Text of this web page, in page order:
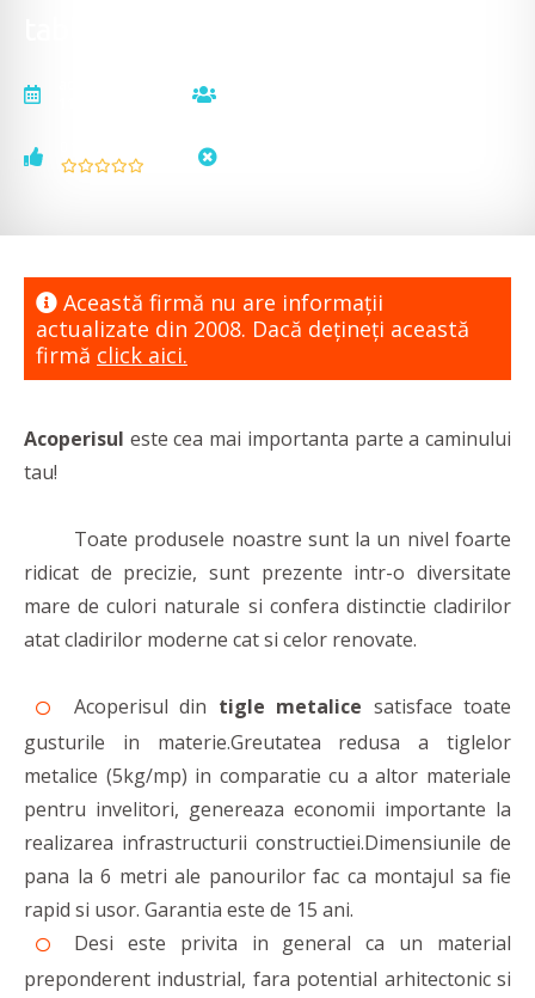
Această firmă nu are informaţii
actualizate din 2008. Dacă dețineți această
firmă click aici.
Acoperisul este cea mai importanta parte a caminului
tau!
Toate produsele noastre sunt la un nivel foarte
ridicat de precizie, sunt prezente intr-o diversitate
mare de culori naturale si confera distinctie cladirilor
atat cladirilor moderne cat si celor renovate.
Acoperisul din tigle metalice satisface toate
gusturile in materie.Greutatea redusa a tiglelor
metalice (5kg/mp) in comparatie cu a altor materiale
pentru invelitori, genereaza economii importante la
realizarea infrastructurii constructiei.Dimensiunile de
pana la 6 metri ale panourilor fac ca montajul sa fie
rapid si usor. Garantia este de 15 ani.
Desi este privita in general ca un material
preponderent industrial, fara potential arhitectonic si